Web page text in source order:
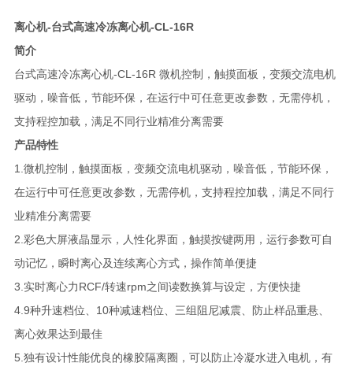
离心机-台式高速冷冻离心机-CL-16R
简介
台式高速冷冻离心机-CL-16R 微机控制，触摸面板，变频交流电机
驱动，噪音低，节能环保，在运行中可任意更改参数，无需停机，
支持程控加载，满足不同行业精准分离需要
产品特性
1.微机控制，触摸面板，变频交流电机驱动，噪音低，节能环保，
在运行中可任意更改参数，无需停机，支持程控加载，满足不同行
业精准分离需要
2.彩色大屏液晶显示，人性化界面，触摸按键两用，运行参数可自
动记忆，瞬时离心及连续离心方式，操作简单便捷
3.实时离心力RCF/转速rpm之间读数换算与设定，方便快捷
4.9种升速档位、10种减速档位、三组阻尼减震、防止样品重悬、
离心效果达到最佳
5.独有设计性能优良的橡胶隔离圈，可以防止冷凝水进入电机，有